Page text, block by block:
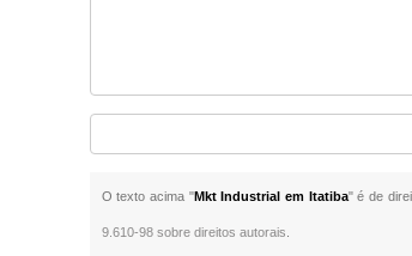
O texto acima "Mkt Industrial em Itatiba" é de
9.610-98 sobre direitos autorais